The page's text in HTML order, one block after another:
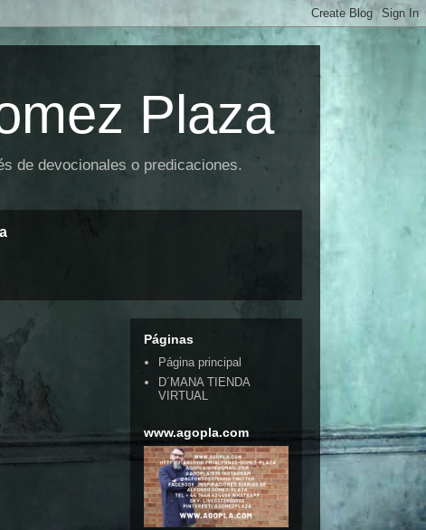
Plaza
de devocionales o predicaciones.
Páginas
Página principal
D´MANA TIENDA
VIRTUAL
www.agopla.com